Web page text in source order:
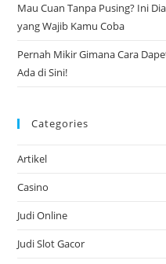
Mau Cuan Tanpa Pusing? Ini
yang Wajib Kamu Coba
Pernah Mikir Gimana Cara
Ada di Sini!
Categories
Artikel
Casino
Judi Online
Judi Slot Gacor